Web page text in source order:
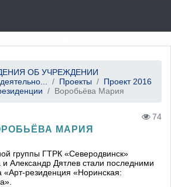
ОБ УЧРЕЖДЕНИИ
Проекты
Проект 2016
Воробьёва Мария
74
МАРИЯ
группы ГТРК «Северодвинск»
Александр Дятлев стали последними
«Арт-резиденция «Норинская: